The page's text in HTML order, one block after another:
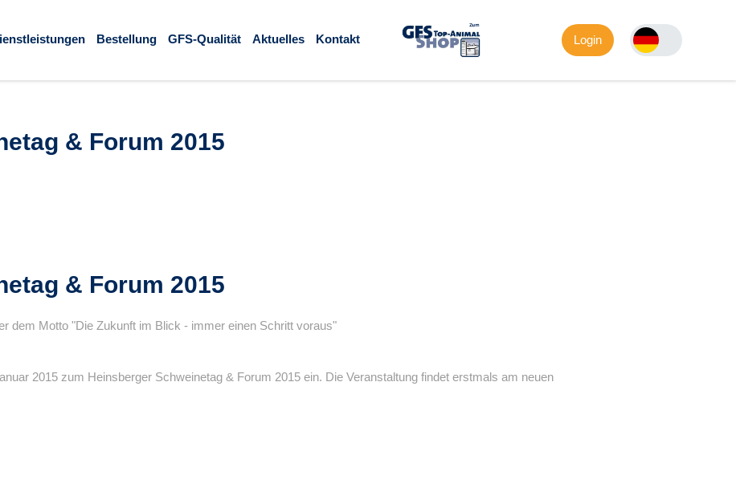
Bestellung GFS-Qualität Aktuelles Kontakt Login
& Forum 2015
& Forum 2015
dem Motto Die Zukunft im Blick - immer einen Schritt voraus
2015 zum Heinsberger Schweinetag & Forum 2015 ein. Die Veranstaltung findet erstmals am neuen